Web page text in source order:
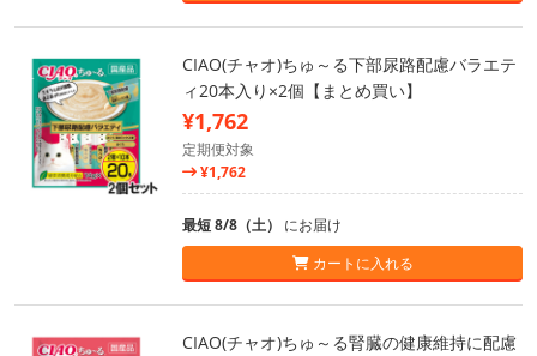
CIAO(チャオ)ちゅ～る下部尿路配慮バラエテ
ィ20本入り×2個【まとめ買い】
¥1,762
定期便対象
¥1,762
最短 8/8（土） にお届け
カートに入れる
CIAO(チャオ)ちゅ～る腎臓の健康維持に配慮